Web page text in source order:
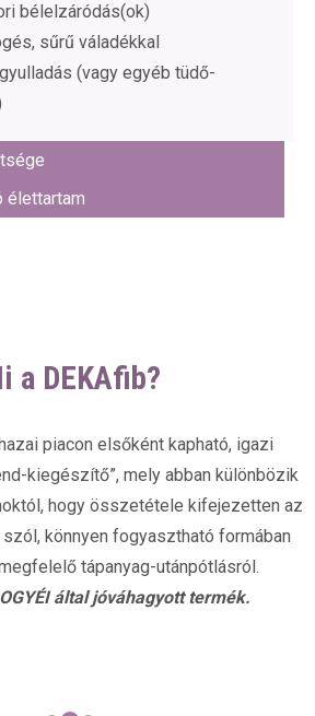
bélelzáródás(ok)
sűrű váladékkal
(vagy egyéb tüdő-
élettartam
a DEKAfib?
piacon elsőként kapható, igazi
kiegészítő”, mely abban különbözik
hogy összetétele kifejezetten az
könnyen fogyasztható formában
tápanyag-utánpótlásról.
által jóváhagyott termék.